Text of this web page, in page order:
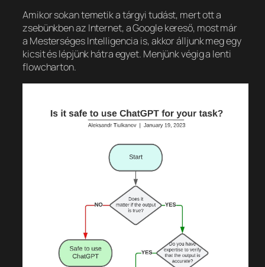
Amikor sokan temetik a tárgyi tudást, mert ott a
zsebünkben az Internet, a Google kereső, most már
a Mesterséges Intelligencia is, akkor álljunk meg egy
kicsit és lépjünk hátra egyet. Menjünk végig a lenti
flowcharton.